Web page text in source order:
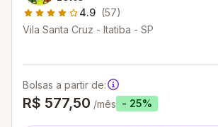
4.9 (57)
Vila Santa Cruz - Itatiba - SP
Bolsas a partir de:
R$ 577,50 /mês - 25%